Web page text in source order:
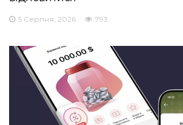
5 Серпня, 2026 793